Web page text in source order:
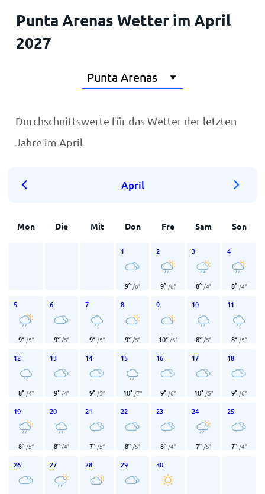
Punta Arenas Wetter im April
2027
Durchschnittswerte für das Wetter der letzten
Jahre im April
April
Mon Die Mit Don Fre Sam Son
1
9° /6°
2
9° /6°
3
8° /4°
4
8° /4°
5
9° /5°
6
9° /5°
7
9° /5°
8
9° /5°
9
10° /5°
10
8° /5°
11
8° /5°
12
8° /4°
13
9° /4°
14
9° /5°
15
10° /7°
16
9° /6°
17
10° /5°
18
9° /6°
19
8° /5°
20
8° /4°
21
7° /5°
22
8° /5°
23
8° /4°
24
7° /5°
25
7° /4°
26 27 28 29 30